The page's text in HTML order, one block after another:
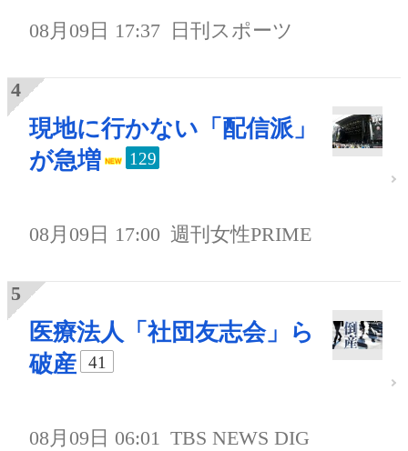
08月09日 17:37 日刊スポーツ
現地に行かない「配信派」
が急増
129
08月09日 17:00 週刊女性PRIME
医療法人「社団友志会」ら
破産
41
08月09日 06:01 TBS NEWS DIG